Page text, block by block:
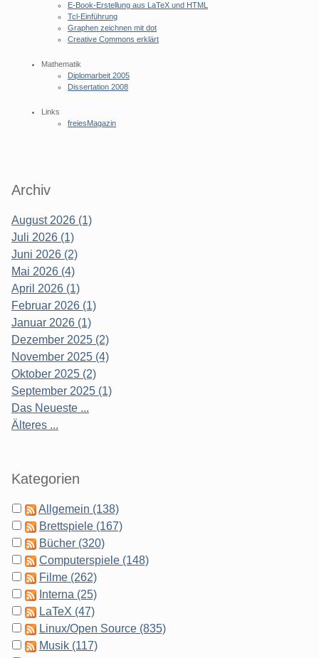
E-Book-Erstellung aus LaTeX und HTML
Tcl-Einführung
Graphen zeichnen mit dot
Creative Commons erklärt
Mathematik
Diplomarbeit 2005
Dissertation 2008
Links
freiesMagazin
Archiv
August 2026 (1)
Juli 2026 (1)
Juni 2026 (2)
Mai 2026 (4)
April 2026 (1)
Februar 2026 (1)
Januar 2026 (1)
Dezember 2025 (2)
November 2025 (4)
Oktober 2025 (2)
September 2025 (1)
Das Neueste ...
Älteres ...
Kategorien
Allgemein (138)
Brettspiele (167)
Bücher (320)
Computerspiele (148)
Filme (262)
Interna (25)
LaTeX (47)
Linux/Open Source (835)
Musik (117)